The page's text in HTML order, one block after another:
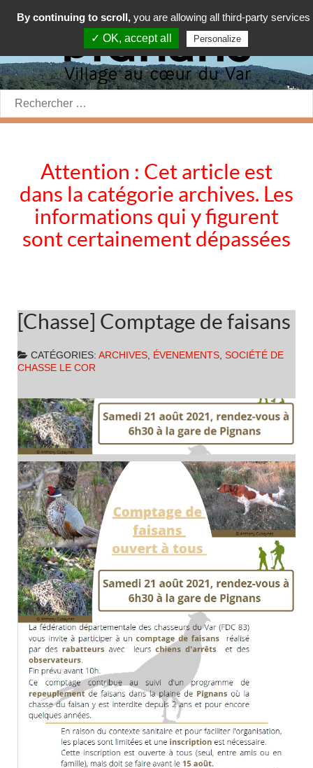
Rechercher:
Attention : Cet article est
dans la catégorie archives. Les
informations qui y figurent
sont certainement dépassées
[Chasse] Comptage de faisans
CATÉGORIES: ARCHIVES, ÉVENEMENTS, SOCIÉTÉ DE
CHASSE LE COR
By continuing to scroll, you are allowing all third-party services
✓ OK, accept all
Personalize